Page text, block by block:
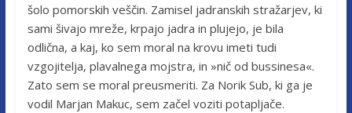
šolo pomorskih veščin. Zamisel jadranskih stražarjev, ki
sami šivajo mreže, krpajo jadra in plujejo, je bila
odlična, a kaj, ko sem moral na krovu imeti tudi
vzgojitelja, plavalnega mojstra, in »nič od bussinesa«.
Zato sem se moral preusmeriti. Za Norik Sub, ki ga je
vodil Marjan Makuc, sem začel voziti potapljače.